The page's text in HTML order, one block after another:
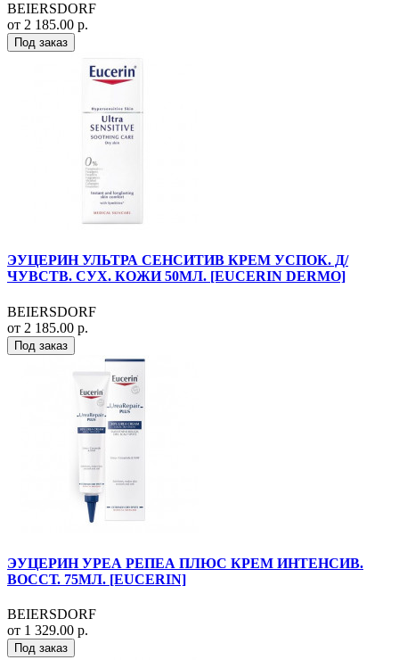
BEIERSDORF
от 2 185.00 р.
Под заказ
ЭУЦЕРИН УЛЬТРА СЕНСИТИВ КРЕМ УСПОК. Д/
ЧУВСТВ. СУХ. КОЖИ 50МЛ. [EUCERIN DERMO]
BEIERSDORF
от 2 185.00 р.
Под заказ
ЭУЦЕРИН УРЕА РЕПЕА ПЛЮС КРЕМ ИНТЕНСИВ.
ВОССТ. 75МЛ. [EUCERIN]
BEIERSDORF
от 1 329.00 р.
Под заказ